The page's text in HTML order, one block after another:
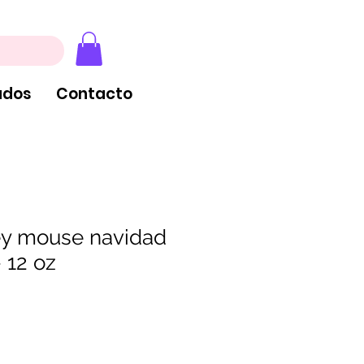
Contacto
mouse navidad
oz